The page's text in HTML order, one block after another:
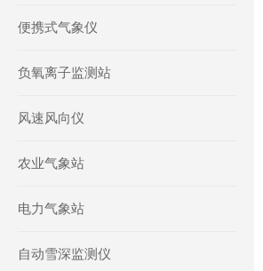
便携式气象仪
负氧离子监测站
风速风向仪
农业气象站
电力气象站
自动雪深监测仪